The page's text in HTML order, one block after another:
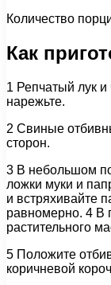
Количество
Как
1 Репчатый лук и
нарежьте.
2 Свиные
сторон.
3 В небольшом
ложки муки и
и встряхивайте
равномерно. 4 В
растительного
5 Положите
коричневой